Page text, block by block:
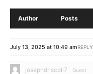
Author Posts
July 13, 2025 at 10:49 amREPLY
josephdriscoll7 Guest